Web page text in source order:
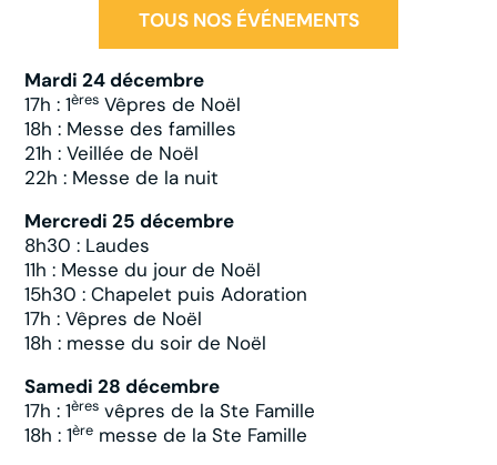
TOUS NOS ÉVÉNEMENTS
Mardi 24 décembre
17h : 1ères Vêpres de Noël
18h : Messe des familles
21h : Veillée de Noël
22h : Messe de la nuit
Mercredi 25 décembre
8h30 : Laudes
11h : Messe du jour de Noël
15h30 : Chapelet puis Adoration
17h : Vêpres de Noël
18h : messe du soir de Noël
Samedi 28 décembre
17h : 1ères vêpres de la Ste Famille
18h : 1ère messe de la Ste Famille